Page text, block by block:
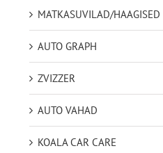
MATKASUVILAD/HAAGISED
AUTO GRAPH
ZVIZZER
AUTO VAHAD
KOALA CAR CARE